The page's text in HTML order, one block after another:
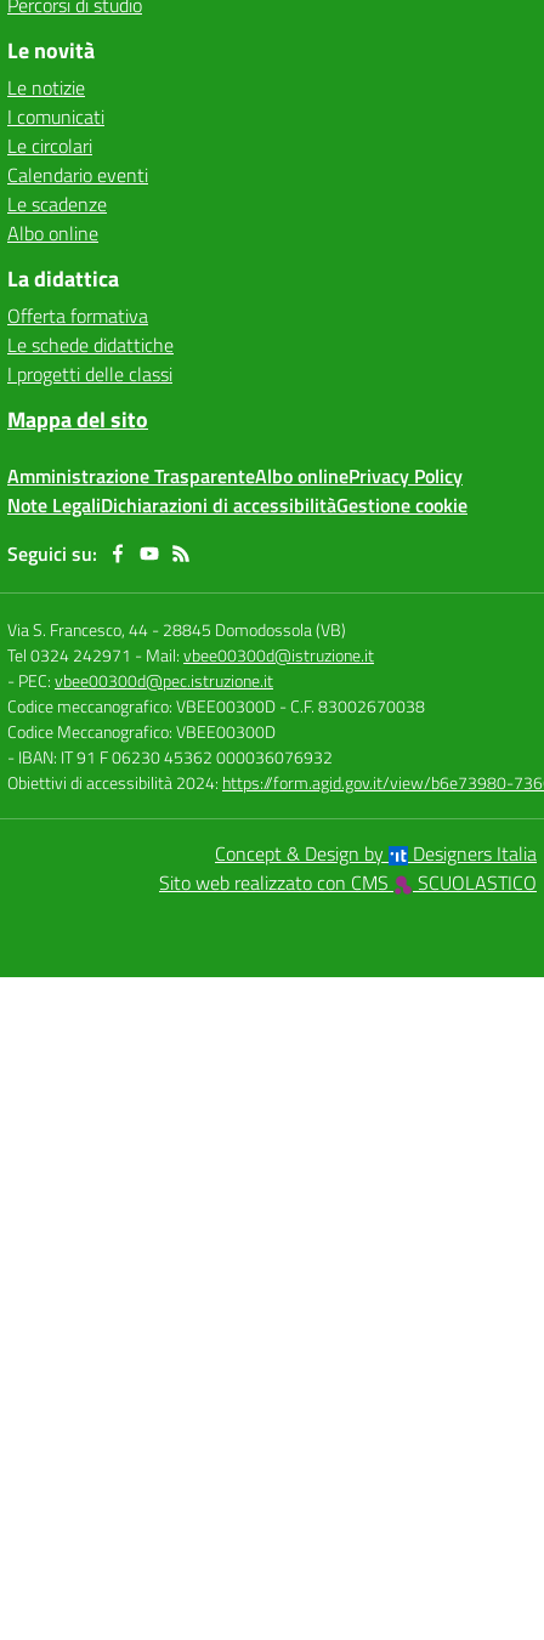
Le novità
Le notizie
I comunicati
Le circolari
Calendario eventi
Le scadenze
Albo online
La didattica
Offerta formativa
Le schede didattiche
I progetti delle classi
Mappa del sito
Amministrazione TrasparenteAlbo onlinePrivacy Policy
Note LegaliDichiarazioni di accessibilitàGestione cookie
Seguici su:
Via S. Francesco, 44-28845 Domodossola (VB)
Tel 0324 242971 - Mail:vbee00300d@istruzione.it
- PEC:vbee00300d@pec.istruzione.it
Codice meccanografico: VBEE00300D- C.F. 83002670038
Codice Meccanografico: VBEE00300D
- IBAN: IT 91 F 06230 45362 000036076932
Obiettivi di accessibilità 2024: https://form.agid.gov.it/view/b6e73980-
Concept & Design by
Designers Italia
Sito web realizzato con CMS
SCUOLASTICO